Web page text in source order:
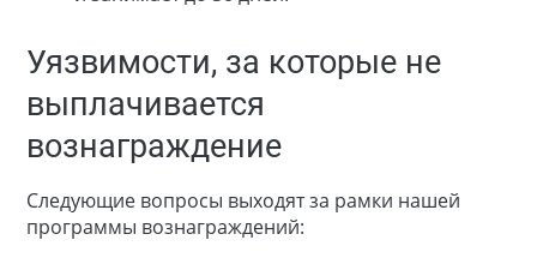
Уязвимости, за которые не
выплачивается
вознаграждение
Следующие вопросы выходят за рамки нашей
программы вознаграждений: